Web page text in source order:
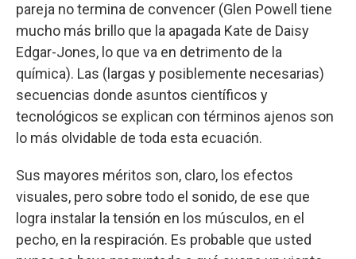
pareja no termina de convencer (Glen Powell tiene
mucho más brillo que la apagada Kate de Daisy
Edgar-Jones, lo que va en detrimento de la
química). Las (largas y posiblemente necesarias)
secuencias donde asuntos científicos y
tecnológicos se explican con términos ajenos son
lo más olvidable de toda esta ecuación.
Sus mayores méritos son, claro, los efectos
visuales, pero sobre todo el sonido, de ese que
logra instalar la tensión en los músculos, en el
pecho, en la respiración. Es probable que usted